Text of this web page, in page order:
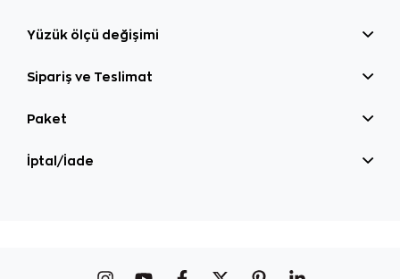
Yüzük ölçü değişimi
Sipariş ve Teslimat
Paket
İptal/İade